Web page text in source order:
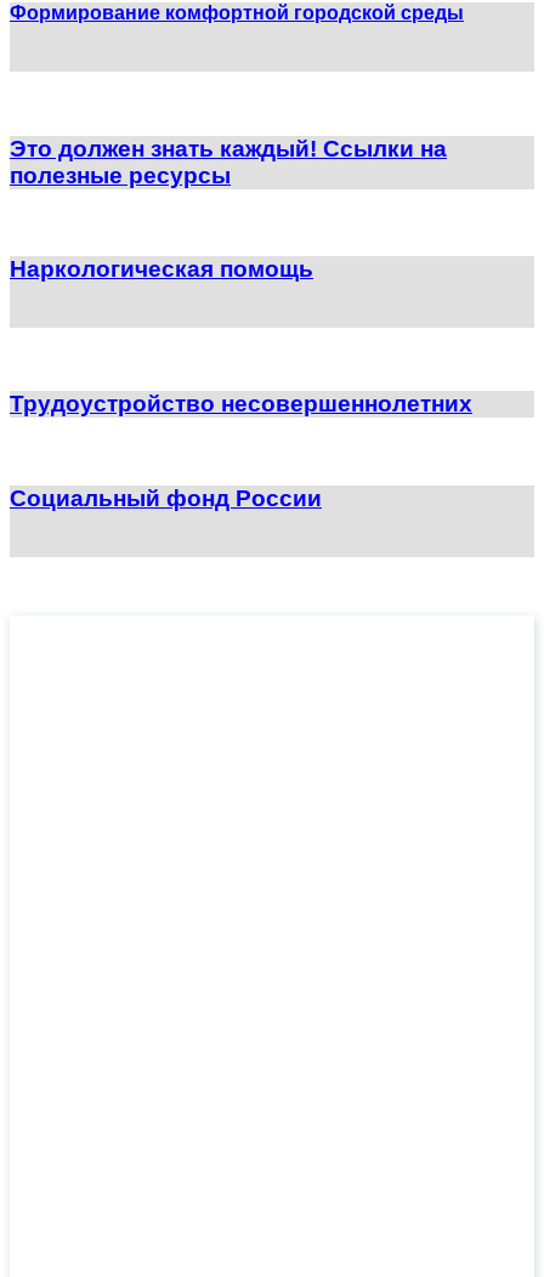
Формирование комфортной городской среды
Это должен знать каждый! Ссылки на
полезные ресурсы
Наркологическая помощь
Трудоустройство несовершеннолетних
Социальный фонд России